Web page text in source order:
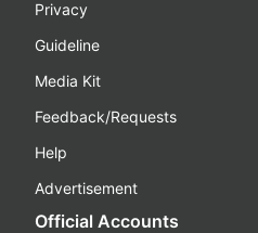
Privacy
Guideline
Media Kit
Feedback/Requests
Help
Advertisement
Official Accounts